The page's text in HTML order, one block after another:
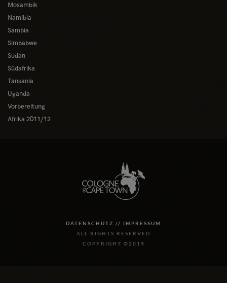
Mosambik
Namibia
Sambia
Simbabwe
Sudan
Südafrika
Tansania
Uganda
Vorbereitung
Afrika 2011/12
DATENSCHUTZ // IMPRESSUM
ALL RIGHTS RESERVED
COPYRIGHT ©2019